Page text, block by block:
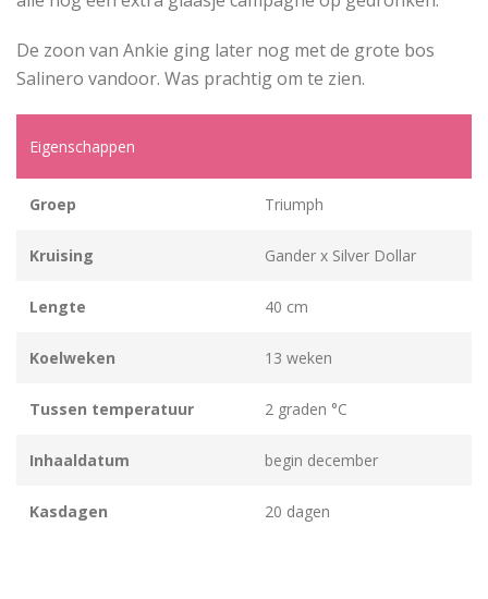
De zoon van Ankie ging later nog met de grote bos
Salinero vandoor. Was prachtig om te zien.
Eigenschappen
Groep Triumph
Kruising Gander x Silver Dollar
Lengte 40 cm
Koelweken 13 weken
Tussen temperatuur 2 graden °C
Inhaaldatum begin december
Kasdagen 20 dagen